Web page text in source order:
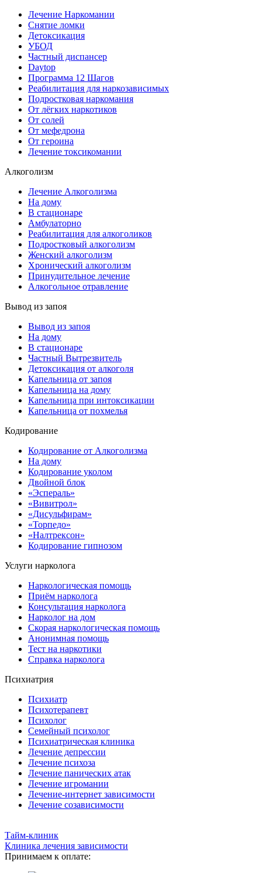
Лечение Наркомании
Снятие ломки
Детоксикация
УБОД
Частный диспансер
Daytop
Программа 12 Шагов
Реабилитация для наркозависимых
Подростковая наркомания
От лёгких наркотиков
От солей
От мефедрона
От героина
Лечение токсикомании
Алкоголизм
Лечение Алкоголизма
На дому
В стационаре
Амбулаторно
Реабилитация для алкоголиков
Подростковый алкоголизм
Женский алкоголизм
Хронический алкоголизм
Принудительное лечение
Алкогольное отравление
Вывод из запоя
Вывод из запоя
На дому
В стационаре
Частный Вытрезвитель
Детоксикация от алкоголя
Капельница от запоя
Капельница на дому
Капельница при интоксикации
Капельница от похмелья
Кодирование
Кодирование от Алкоголизма
На дому
Кодирование уколом
Двойной блок
«Эспераль»
«Вивитрол»
«Дисульфирам»
«Торпедо»
«Налтрексон»
Кодирование гипнозом
Услуги нарколога
Наркологическая помощь
Приём нарколога
Консультация нарколога
Нарколог на дом
Скорая наркологическая помощь
Анонимная помощь
Тест на наркотики
Справка нарколога
Психиатрия
Психиатр
Психотерапевт
Психолог
Семейный психолог
Психиатрическая клиника
Лечение депрессии
Лечение психоза
Лечение панических атак
Лечение игромании
Лечение-интернет зависимости
Лечение созависимости
Тайм-клиник
Клиника лечения зависимости
Принимаем к оплате: